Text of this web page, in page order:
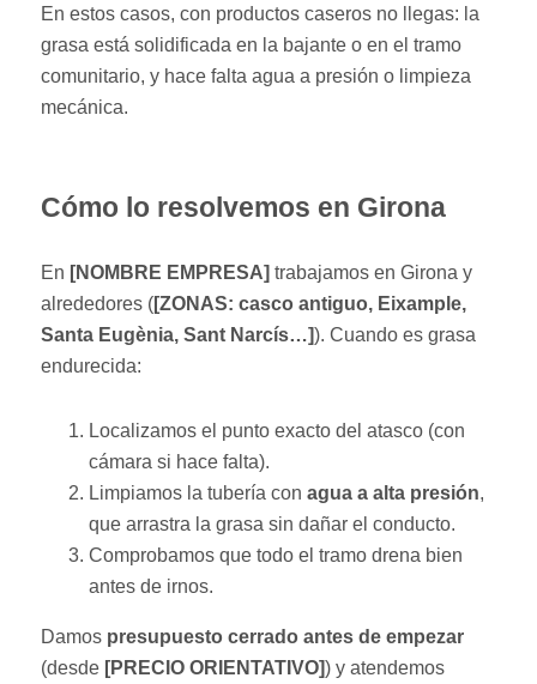
En estos casos, con productos caseros no llegas: la
grasa está solidificada en la bajante o en el tramo
comunitario, y hace falta agua a presión o limpieza
mecánica.
Cómo lo resolvemos en Girona
En [NOMBRE EMPRESA] trabajamos en Girona y
alrededores ([ZONAS: casco antiguo, Eixample,
Santa Eugènia, Sant Narcís…]). Cuando es grasa
endurecida:
Localizamos el punto exacto del atasco (con
cámara si hace falta).
Limpiamos la tubería conagua a alta presión,
que arrastra la grasa sin dañar el conducto.
Comprobamos que todo el tramo drena bien
antes de irnos.
Damos presupuesto cerrado antes de empezar
(desde [PRECIO ORIENTATIVO]) y atendemos